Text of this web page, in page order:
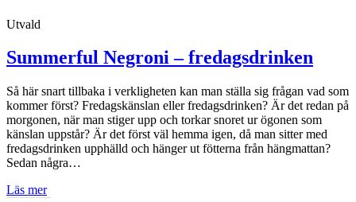
Utvald
Summerful Negroni – fredagsdrinken
Så här snart tillbaka i verkligheten kan man ställa sig frågan vad som
kommer först? Fredagskänslan eller fredagsdrinken? Är det redan på
morgonen, när man stiger upp och torkar snoret ur ögonen som
känslan uppstår? Är det först väl hemma igen, då man sitter med
fredagsdrinken upphälld och hänger ut fötterna från hängmattan?
Sedan några…
Läs mer